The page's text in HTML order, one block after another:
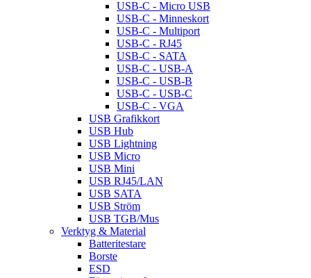
USB-C - Micro USB
USB-C - Minneskort
USB-C - Multiport
USB-C - RJ45
USB-C - SATA
USB-C - USB-A
USB-C - USB-B
USB-C - USB-C
USB-C - VGA
USB Grafikkort
USB Hub
USB Lightning
USB Micro
USB Mini
USB RJ45/LAN
USB SATA
USB Ström
USB TGB/Mus
Verktyg & Material
Batteritestare
Borste
ESD